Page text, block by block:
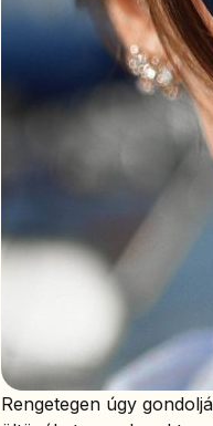
Rengetegen úgy